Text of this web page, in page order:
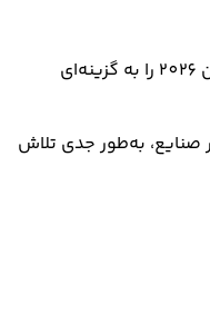
در سال 2026، نزدیک به ۶۵۰ هزار فرصت شغلی در بخش‌هایی مانند مهندسی، فناوری اطلاعات، مراقبت‌های بهداشتی و مالی در این کشور اعلام شده است که ویزای کاری آلمان 2026 را به گزینه‌ای
صنایع، به‌طور جدی تلاش